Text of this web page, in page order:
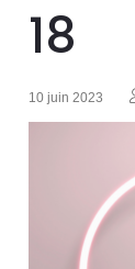
18
10 juin 2023